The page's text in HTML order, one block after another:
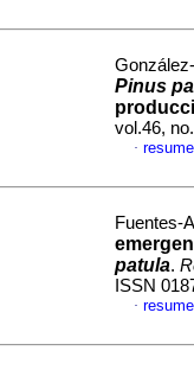
Pinus
vol.46,
·
Fuentes-
patula.
ISSN
·